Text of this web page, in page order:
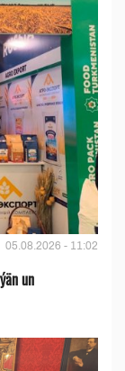
05.08.2026 - 11:02
un